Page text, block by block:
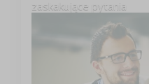
zaskakujące pytania